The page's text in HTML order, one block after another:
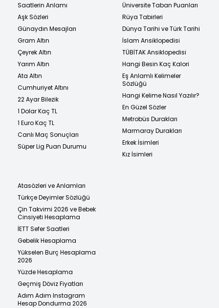
Saatlerin Anlamı
Aşk Sözleri
Günaydın Mesajları
Gram Altın
Çeyrek Altın
Yarım Altın
Ata Altın
Cumhuriyet Altını
22 Ayar Bilezik
1 Dolar Kaç TL
1 Euro Kaç TL
Canlı Maç Sonuçları
Süper Lig Puan Durumu
Üniversite Taban Puanları
Rüya Tabirleri
Dünya Tarihi ve Türk Tarihi
İslam Ansiklopedisi
TÜBİTAK Ansiklopedisi
Hangi Besin Kaç Kalori
Eş Anlamlı Kelimeler
Sözlüğü
Hangi Kelime Nasıl Yazılır?
En Güzel Sözler
Metrobüs Durakları
Marmaray Durakları
Erkek İsimleri
Kız İsimleri
Atasözleri ve Anlamları
Türkçe Deyimler Sözlüğü
Çin Takvimi 2026 ve Bebek
Cinsiyeti Hesaplama
İETT Sefer Saatleri
Gebelik Hesaplama
Yükselen Burç Hesaplama
2026
Yüzde Hesaplama
Geçmiş Döviz Fiyatları
Adım Adım Instagram
Hesap Dondurma 2026